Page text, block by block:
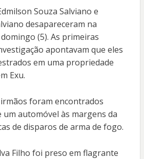
Souza Salviano e
desapareceram na
(5). As primeiras
apontavam que eles
em uma propriedade
Exu.
foram encontrados
automóvel às margens da
de disparos de arma de fogo.
Filho foi preso em flagrante